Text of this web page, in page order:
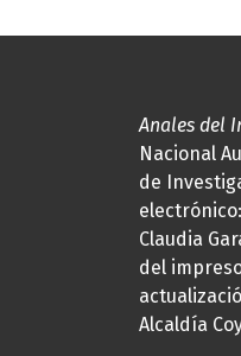
Anales del
Nacional
de
electrónico:
Claudia
del
Alcaldía